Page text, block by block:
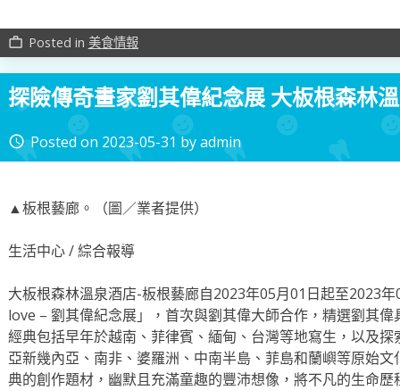
work_outline Posted in 美食情報
探險傳奇畫家劉其偉紀念展 大板根森林
access_time Posted on 2023-05-31 byadmin
▲板根藝廊。（圖／業者提供）
生活中心 / 綜合報導
大板根森林溫泉酒店-板根藝廊自2023年05月01日起至2023
love – 劉其偉紀念展」，首次與劉其偉大師合作，精選劉其
經典包括早年於越南、菲律賓、緬甸、台灣等地寫生，以及
亞新幾內亞、南非、婆羅洲、中南半島、菲島和蘭嶼等原始
典的創作題材，幽默且充滿童趣的豐沛想像，將不凡的生命